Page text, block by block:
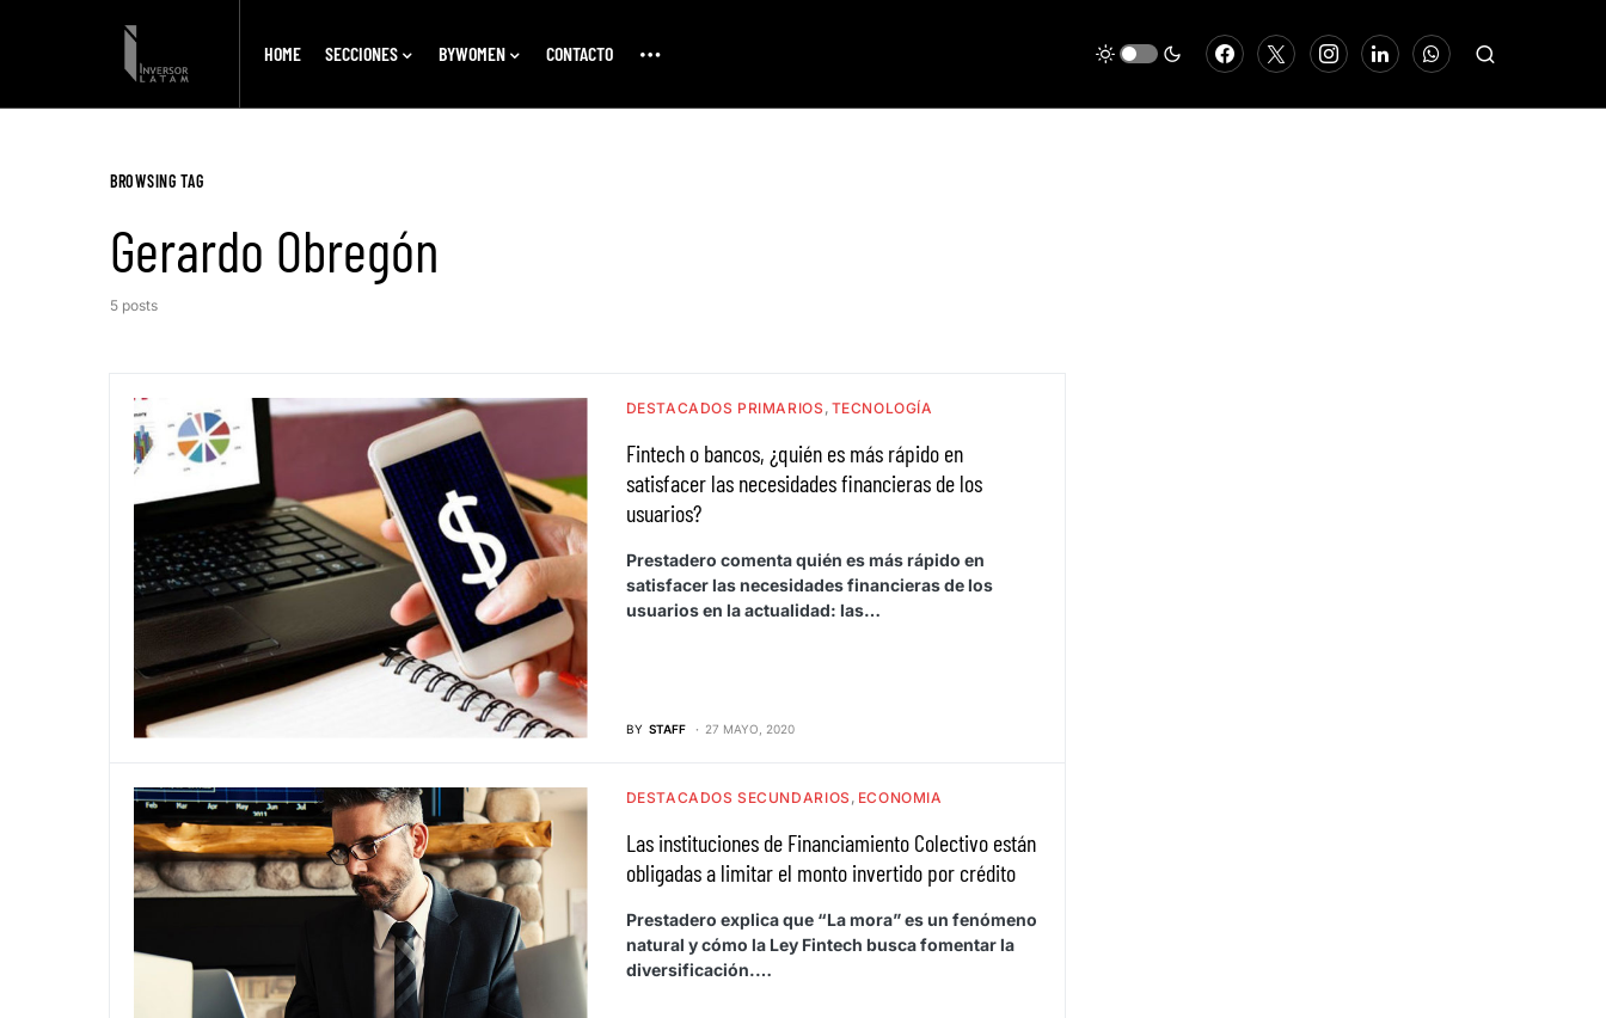
HOME SECCIONES BYWOMEN CONTACTO
BROWSING TAG
Gerardo Obregón
5 posts
DESTACADOS PRIMARIOS TECNOLOGÍA
Fintech o bancos, ¿quién es más rápido en
satisfacer las necesidades financieras de los
usuarios?
Prestadero comenta quién es más rápido en
satisfacer las necesidades financieras de los
usuarios en la actualidad: las…
BY STAFF 27 MAYO, 2020
DESTACADOS SECUNDARIOS ECONOMIA
Las instituciones de Financiamiento Colectivo están
obligadas a limitar el monto invertido por crédito
Prestadero explica que “La mora” es un fenómeno
natural y cómo la Ley Fintech busca fomentar la
diversificación.…